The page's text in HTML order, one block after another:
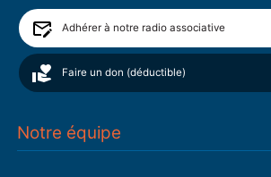
Adhérer à notre radio associative
Faire un don (déductible)
Notre équipe